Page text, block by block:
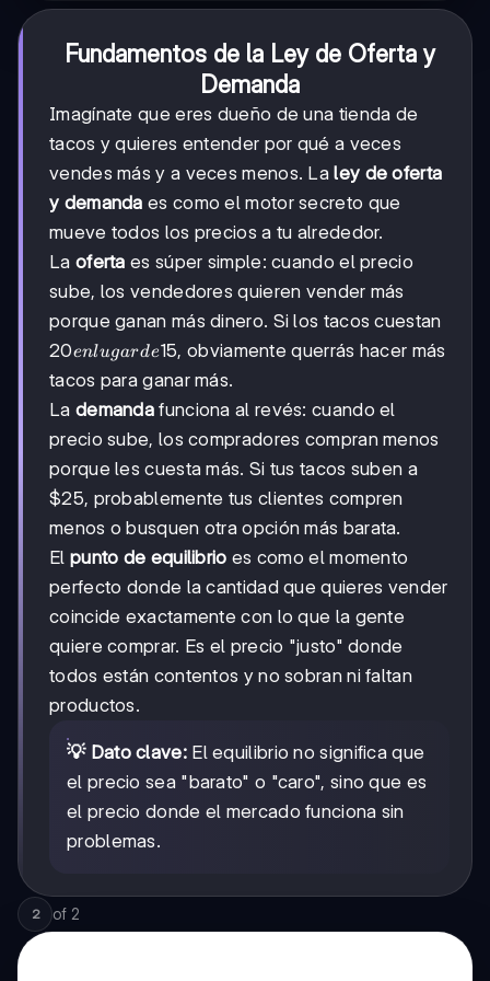
Fundamentos de la Ley de Oferta y
Demanda
Imagínate que eres dueño de una tienda de
tacos y quieres entender por qué a veces
vendes más y a veces menos. Laley de oferta
y demanda es como el motor secreto que
mueve todos los precios a tu alrededor.
La oferta es súper simple: cuando el precio
sube, los vendedores quieren vender más
porque ganan más dinero. Si los tacos cuestan
20
en
lugar
de
20enlugarde15, obviamente querrás hacer más
tacos para ganar más.
La demanda funciona al revés: cuando el
precio sube, los compradores compran menos
porque les cuesta más. Si tus tacos suben a
$25, probablemente tus clientes compren
menos o busquen otra opción más barata.
El punto de equilibrio es como el momento
perfecto donde la cantidad que quieres vender
coincide exactamente con lo que la gente
quiere comprar. Es el precio "justo" donde
todos están contentos y no sobran ni faltan
productos.
💡 Dato clave:El equilibrio no significa que
el precio sea "barato" o "caro", sino que es
el precio donde el mercado funciona sin
problemas.
2 of 2